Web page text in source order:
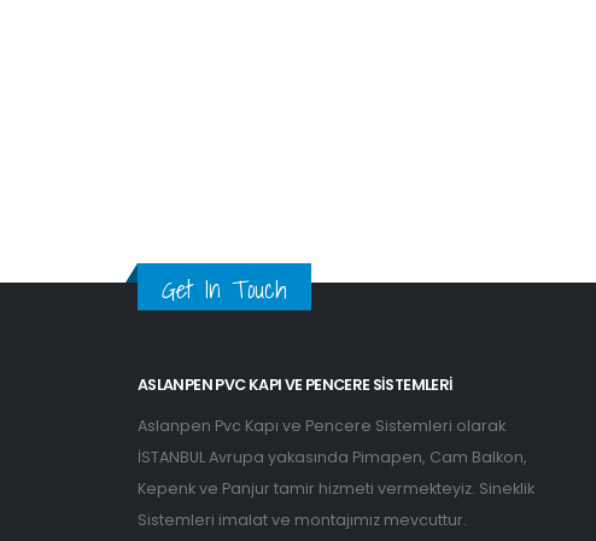
Get In Touch
ASLANPEN PVC KAPI VE PENCERE SISTEMLERI
Aslanpen Pvc Kapı ve Pencere Sistemleri olarak
İSTANBUL Avrupa yakasında Pimapen, Cam Balkon,
Kepenk ve Panjur tamir hizmeti vermekteyiz. Sineklik
Sistemleri imalat ve montajımız mevcuttur.